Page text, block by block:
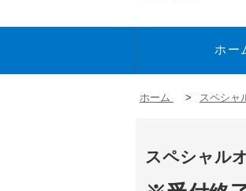
ホー
ホーム > スペシャ
スペシャル